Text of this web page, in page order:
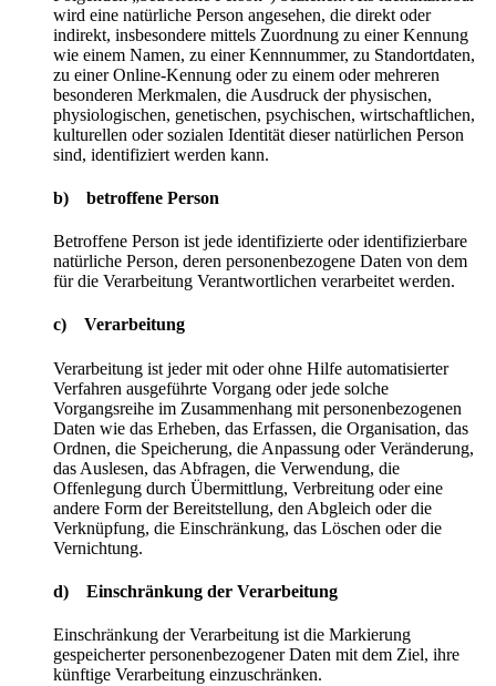
wird eine natürliche Person angesehen, die direkt oder
indirekt, insbesondere mittels Zuordnung zu einer Kennung
wie einem Namen, zu einer Kennnummer, zu Standortdaten,
zu einer Online-Kennung oder zu einem oder mehreren
besonderen Merkmalen, die Ausdruck der physischen,
physiologischen, genetischen, psychischen, wirtschaftlichen,
kulturellen oder sozialen Identität dieser natürlichen Person
sind, identifiziert werden kann.
b) betroffene Person
Betroffene Person ist jede identifizierte oder identifizierbare
natürliche Person, deren personenbezogene Daten von dem
für die Verarbeitung Verantwortlichen verarbeitet werden.
c) Verarbeitung
Verarbeitung ist jeder mit oder ohne Hilfe automatisierter
Verfahren ausgeführte Vorgang oder jede solche
Vorgangsreihe im Zusammenhang mit personenbezogenen
Daten wie das Erheben, das Erfassen, die Organisation, das
Ordnen, die Speicherung, die Anpassung oder Veränderung,
das Auslesen, das Abfragen, die Verwendung, die
Offenlegung durch Übermittlung, Verbreitung oder eine
andere Form der Bereitstellung, den Abgleich oder die
Verknüpfung, die Einschränkung, das Löschen oder die
Vernichtung.
d) Einschränkung der Verarbeitung
Einschränkung der Verarbeitung ist die Markierung
gespeicherter personenbezogener Daten mit dem Ziel, ihre
künftige Verarbeitung einzuschränken.